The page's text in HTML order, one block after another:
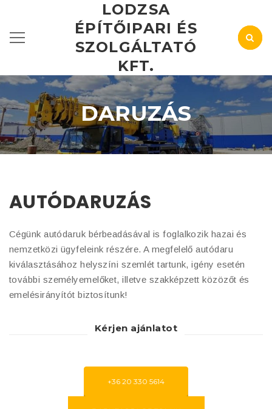
LODZSA
ÉPÍTŐIPARI ÉS
SZOLGÁLTATÓ
KFT.
DARUZÁS
AUTÓDARUZÁS
Cégünk autódaruk bérbeadásával is foglalkozik hazai és
nemzetközi ügyfeleink részére. A megfelelő autódaru
kiválasztásához helyszíni szemlét tartunk, igény esetén
további személyemelőket, illetve szakképzett közözőt és
emelésirányítót biztosítunk!
Kérjen ajánlatot
+36 20 330 5614